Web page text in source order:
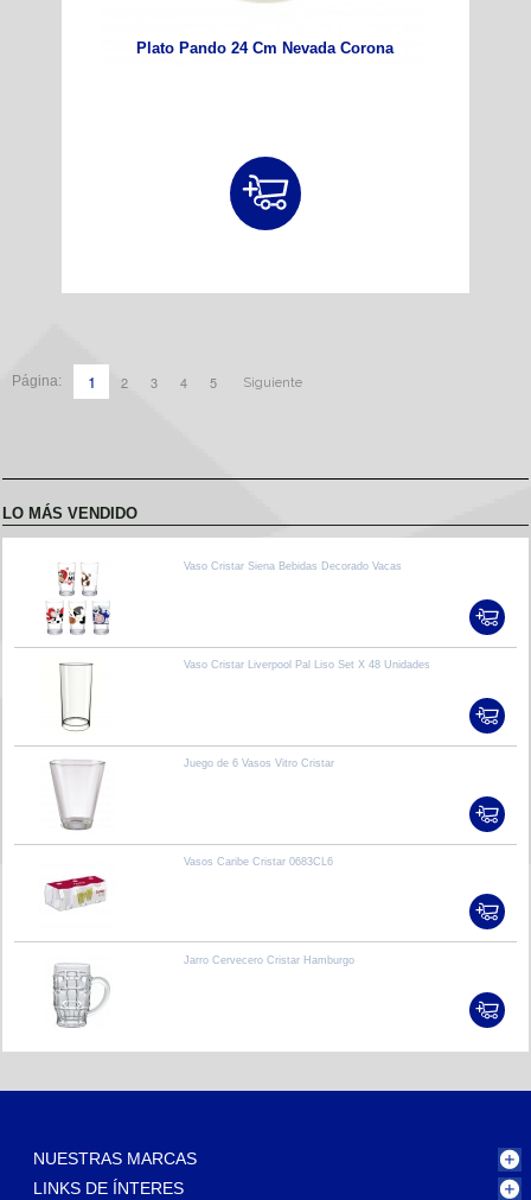
Plato Pando 24 Cm Nevada Corona
Página: 1 2 3 4 5 Siguiente
LO MÁS VENDIDO
Vaso Cristar Siena Bebidas Decorado Vacas
Vaso Cristar Liverpool Pal Liso Set X 48 Unidades
Juego de 6 Vasos Vitro Cristar
Vasos Caribe Cristar 0683CL6
Jarro Cervecero Cristar Hamburgo
NUESTRAS MARCAS
LINKS DE ÍNTERES